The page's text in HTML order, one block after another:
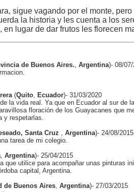
sigue vagando por el monte,
la historia y les cuenta a los
en lugar de dar frutos les florecen
de Buenos Aires. Argentina)- 08/
(Quito Ecuador)- 31/03/2020
la vida real. Ya que en Ecuador al sur de
floración de los Guayacanes que
y respetarlas.
Santa Cruz Argentina)- 24/08/2015
tarea de mi colegio.
Argentina)- 25/04/2015
que utilice para acompañar unas pinturas
capital, Argentina.
de Buenos Aires Argentina)- 27/03/2015